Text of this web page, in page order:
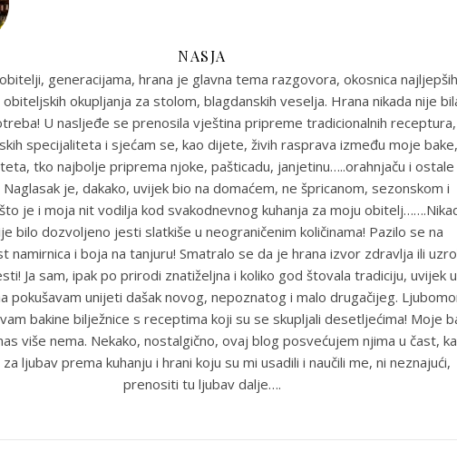
NASJA
generacijama, hrana je glavna tema razgovora, okosnica najljepših
okupljanja za stolom, blagdanskih veselja. Hrana nikada nije
U nasljeđe se prenosila vještina pripreme tradicionalnih receptura,
specijaliteta i sjećam se, kao dijete, živih rasprava između moje bake,
tko najbolje priprema njoke, pašticadu, janjetinu…..orahnjaču i ostale
Naglasak je, dakako, uvijek bio na domaćem, ne špricanom, sezonskom i
je i moja nit vodilja kod svakodnevnog kuhanja za moju
bilo dozvoljeno jesti slatkiše u neograničenim količinama! Pazilo se na
namirnica i boja na tanjuru! Smatralo se da je hrana izvor zdravlja ili
Ja sam, ipak po prirodi znatiželjna i koliko god štovala tradiciju, uvijek u
pokušavam unijeti dašak novog, nepoznatog i malo drugačijeg.
bakine bilježnice s receptima koji su se skupljali desetljećima! Moje
više nema. Nekako, nostalgično, ovaj blog posvećujem njima u čast,
za ljubav prema kuhanju i hrani koju su mi usadili i naučili me, ni neznajući,
prenositi tu ljubav dalje….